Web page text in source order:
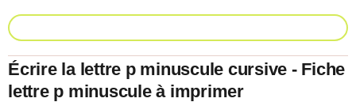
Écrire la lettre p minuscule cursive - Fiche
lettre p minuscule à imprimer